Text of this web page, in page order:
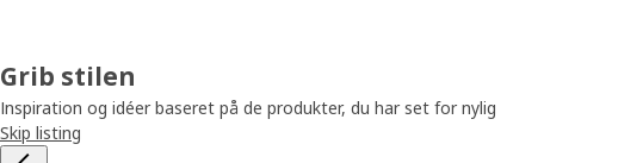
Grib stilen
Inspiration og idéer baseret på de produkter, du har set for nylig
Skip listing